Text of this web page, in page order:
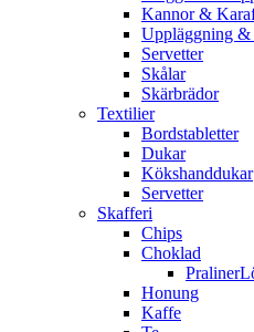
Kannor &
Uppläggning &
Servetter
Skålar
Skärbrädor
Textilier
Bordstabletter
Dukar
Kökshanddukar
Servetter
Skafferi
Chips
Choklad
Honung
Kaffe